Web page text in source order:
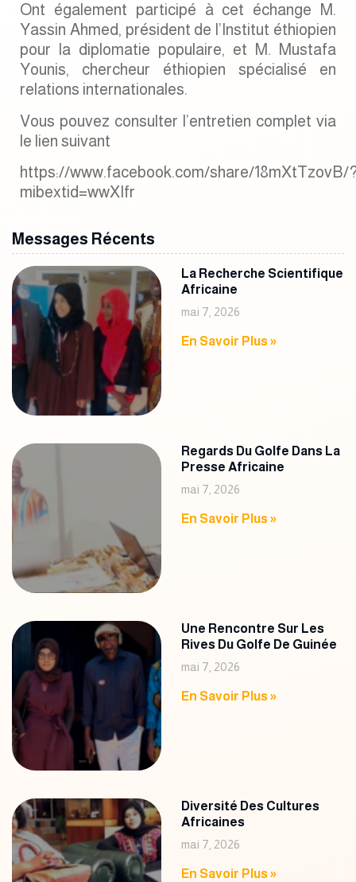
Ont également participé à cet échange M.
Yassin Ahmed, président de l’Institut éthiopien
pour la diplomatie populaire, et M. Mustafa
Younis, chercheur éthiopien spécialisé en
relations internationales.
Vous pouvez consulter l’entretien complet via
le lien suivant
https://www.facebook.com/share/18mXtTzovB/
mibextid=wwXIfr
Messages Récents
La Recherche Scientifique
Africaine
mai 7, 2026
En Savoir Plus »
Regards Du Golfe Dans La
Presse Africaine
mai 7, 2026
En Savoir Plus »
Une Rencontre Sur Les
Rives Du Golfe De Guinée
mai 7, 2026
En Savoir Plus »
Diversité Des Cultures
Africaines
mai 7, 2026
En Savoir Plus »